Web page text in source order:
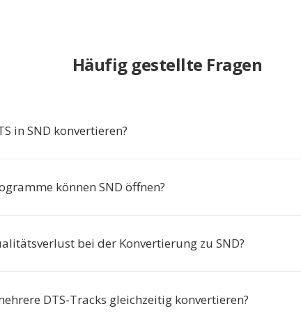
Häufig gestellte Fragen
in SND konvertieren?
können SND öffnen?
bei der Konvertierung zu SND?
DTS-Tracks gleichzeitig konvertieren?